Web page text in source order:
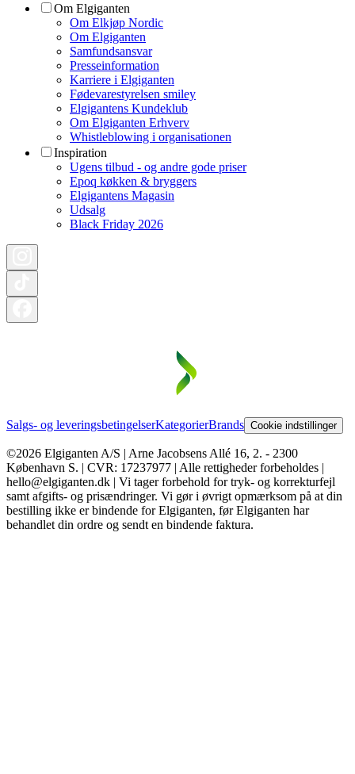
Om Elgiganten
Om Elkjøp Nordic
Om Elgiganten
Samfundsansvar
Presseinformation
Karriere i Elgiganten
Fødevarestyrelsen smiley
Elgigantens Kundeklub
Om Elgiganten Erhverv
Whistleblowing i organisationen
Inspiration
Ugens tilbud - og andre gode priser
Epoq køkken & bryggers
Elgigantens Magasin
Udsalg
Black Friday 2026
Salgs- og leveringsbetingelserKategorierBrands Cookie indstillinger
©2026 Elgiganten A/S | Arne Jacobsens Allé 16, 2. - 2300
København S. | CVR: 17237977 | Alle rettigheder forbeholdes |
hello@elgiganten.dk | Vi tager forbehold for tryk- og korrekturfejl
samt afgifts- og prisændringer. Vi gør i øvrigt opmærksom på at din
bestilling ikke er bindende for Elgiganten, før Elgiganten har
behandlet din ordre og sendt en bindende faktura.